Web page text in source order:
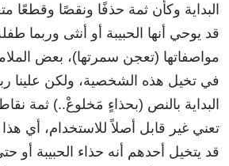
البداية وكأن ثمة حذفًا ونقصًا وقطعًا
قد يوحي أنها الحبيبة أو أنثى وربما
مواصفاتها (تعجن سمرتها)، بعض
في تخيل هذه الشخصية، ولكن علينا
البداية بالنص (بحذاءٍ مَخلوعْ..) ثمة
تعني غير قابل أصلاً للاستخدام، أي هذا
قد يتخيل أحدهم أنه حذاء الحبيبة أو